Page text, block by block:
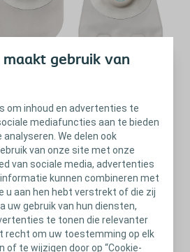
gebruik van
om inhoud en advertenties te
mediafuncties aan te bieden
We delen ook
van onze site met onze
van sociale media, advertenties
kunnen combineren met
u aan hen hebt verstrekt of die zij
uw gebruik van hun diensten,
te tonen die relevanter
recht om uw toestemming op elk
te wijzigen door op “Cookie-
® Mio Convex zelf
dat stomadragers met
aantoonbaar minder lekkage